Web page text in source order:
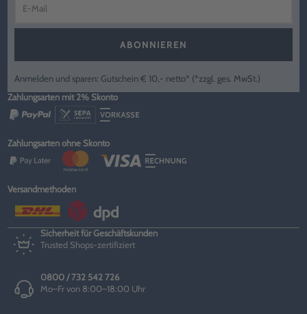
ABONNIEREN
Anmelden und sparen: Gutschein € 10,- netto* (*zzgl. ges. MwSt.)
Zahlungsarten mit 2% Skonto
Zahlungsarten ohne Skonto
Versandmethoden
Sicherheit für Geschäftskunden
Trusted Shops-zertifiziert
0800 / 732 542 726
Mo–Fr von 8:00–18:00 Uhr